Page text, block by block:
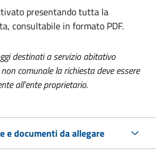
presentando tutta la
consultabile in formato PDF.
destinati a servizio abitativo
comunale la richiesta deve essere
all’ente proprietario.
e documenti da allegare